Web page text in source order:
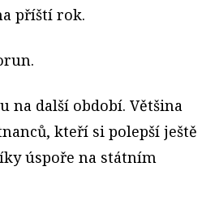
příští rok.
na další období. Většina
kteří si polepší ještě
úspoře na státním